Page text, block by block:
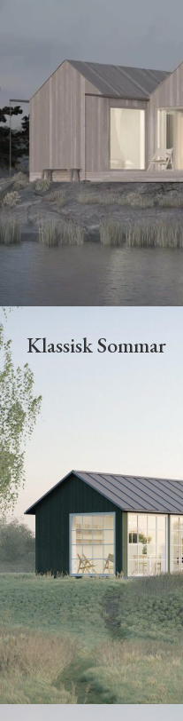
Klassisk Sommar